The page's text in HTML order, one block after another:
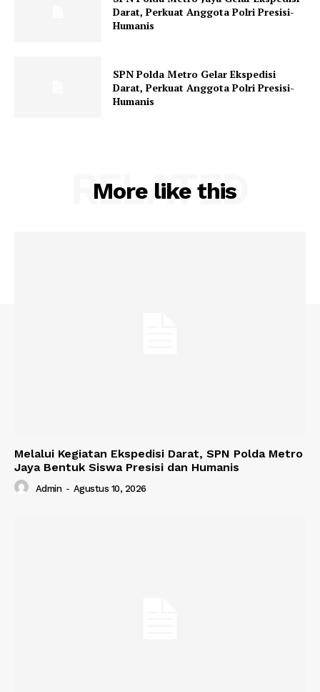
Darat, Perkuat Anggota Polri Presisi-
Humanis
SPN Polda Metro Gelar Ekspedisi
Darat, Perkuat Anggota Polri Presisi-
Humanis
More like this
RELATED
Melalui Kegiatan Ekspedisi Darat, SPN Polda Metro
Jaya Bentuk Siswa Presisi dan Humanis
Admin - Agustus 10, 2026